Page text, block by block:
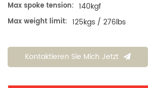
Max spoke tension: 140kgf
Max weight limit: 125kgs / 276lbs
Kontaktieren Sie Mich Jetzt